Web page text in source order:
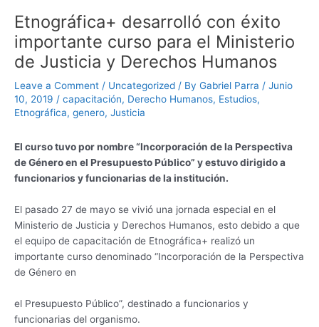
Etnográfica+ desarrolló con éxito
importante curso para el Ministerio
de Justicia y Derechos Humanos
Leave a Comment / Uncategorized / By Gabriel Parra / Junio
10, 2019 / capacitación, Derecho Humanos, Estudios,
Etnográfica, genero, Justicia
El curso tuvo por nombre “Incorporación de la Perspectiva
de Género en el Presupuesto Público” y estuvo dirigido a
funcionarios y funcionarias de la institución.
El pasado 27 de mayo se vivió una jornada especial en el
Ministerio de Justicia y Derechos Humanos, esto debido a que
el equipo de capacitación de Etnográfica+ realizó un
importante curso denominado “Incorporación de la Perspectiva
de Género en
el Presupuesto Público”, destinado a funcionarios y
funcionarias del organismo.